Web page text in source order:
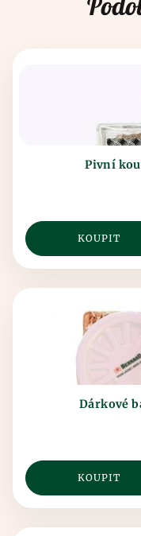
Pivní
KOUPIT
Dárkové
KOUPIT